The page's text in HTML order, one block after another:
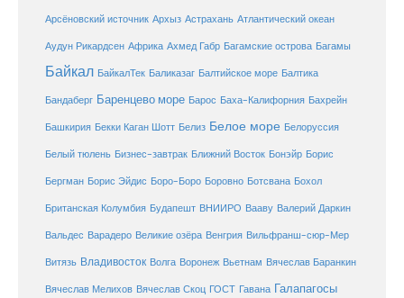
Арсёновский источник Архыз Астрахань Атлантический океан
Аудун Рикардсен Африка Ахмед Габр Багамские острова Багамы
Байкал БайкалТек Баликазаг Балтийское море Балтика
Бандаберг Баренцево море Барос Баха-Калифорния Бахрейн
Башкирия Бекки Каган Шотт Белиз Белое море Белоруссия
Белый тюлень Бизнес-завтрак Ближний Восток Бонэйр Борис
Бергман Борис Эйдис Боро-Боро Боровно Ботсвана Бохол
Британская Колумбия Будапешт ВНИИРО Вааву Валерий Даркин
Вальдес Варадеро Великие озёра Венгрия Вильфранш-сюр-Мер
Витязь Владивосток Волга Воронеж Вьетнам Вячеслав Баранкин
Вячеслав Мелихов Вячеслав Скоц ГОСТ Гавана Галапагосы